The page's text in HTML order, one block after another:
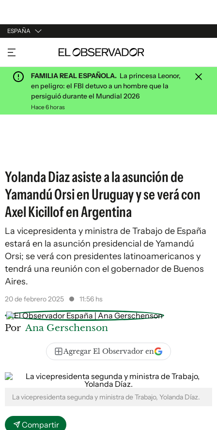
ESPAÑA
URUGUAY
ARGENTINA
ESPAÑA
ESTADOS UNIDOS
FAMILIA REAL ESPAÑOLA. La princesa Leonor,
en peligro: el FBI detuvo a un hombre que la
persiguió durante el Mundial 2026
Hace 6 horas
Yolanda Diaz asiste a la asunción de
Yamandú Orsi en Uruguay y se verá con
Axel Kicillof en Argentina
La vicepresidenta y ministra de Trabajo de España
estará en la asunción presidencial de Yamandú
Orsi; se verá con presidentes latinoamericanos y
tendrá una reunión con el gobernador de Buenos
Aires.
20 de febrero 2025 11:56 hs
Por Ana Gerschenson
Agregar El Observador en
La vicepresidenta segunda y ministra de Trabajo, Yolanda Díaz.
Compartir